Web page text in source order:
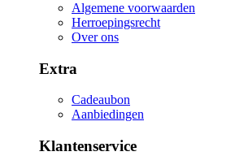
Algemene voorwaarden
Herroepingsrecht
Over ons
Extra
Cadeaubon
Aanbiedingen
Klantenservice